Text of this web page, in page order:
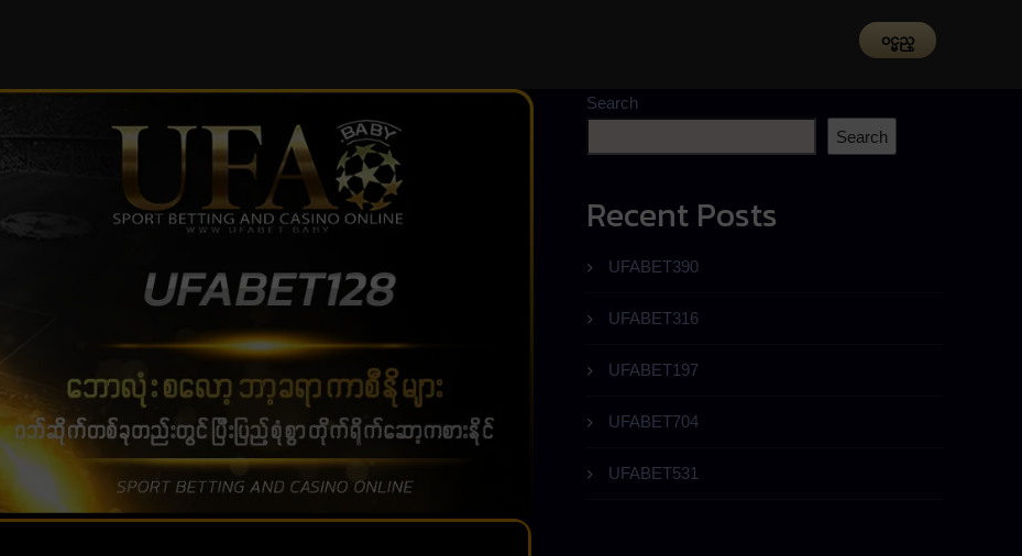
၀င္မည္
Search
Search
Recent Posts
UFABET390
UFABET316
UFABET197
UFABET704
UFABET531